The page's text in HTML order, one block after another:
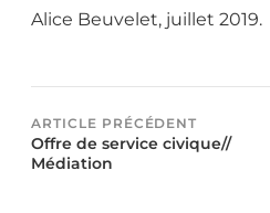
Alice Beuvelet, juillet 2019.
ARTICLE PRÉCÉDENT
Offre de service civique//
Médiation